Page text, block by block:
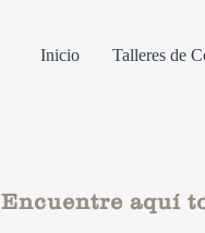
Inicio Talleres de
Encuentre aquí